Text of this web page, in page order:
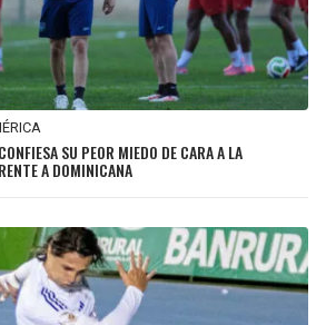
SU PEOR MIEDO DE CARA A LA
A DOMINICANA